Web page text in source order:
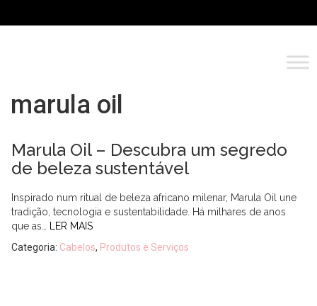
marula oil
Marula Oil – Descubra um segredo
de beleza sustentável
Inspirado num ritual de beleza africano milenar, Marula Oil une
tradição, tecnologia e sustentabilidade. Há milhares de anos
que as…
LER MAIS
Categoria: Cabelos, Produtos e Serviços